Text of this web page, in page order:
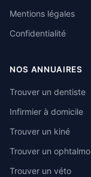
Mentions légales
Confidentialité
NOS ANNUAIRES
Trouver un dentiste
Infirmier à domicile
Trouver un kiné
Trouver un ophtalmo
Trouver un véto